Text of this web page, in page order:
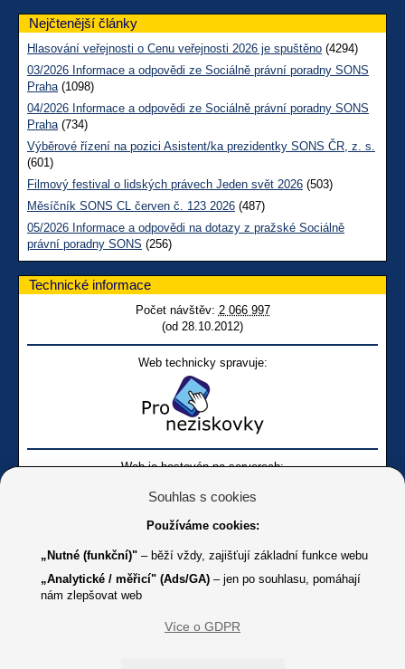
Nejčtenější články
Hlasování veřejnosti o Cenu veřejnosti 2026 je spuštěno (4294)
03/2026 Informace a odpovědi ze Sociálně právní poradny SONS
Praha(1098)
04/2026 Informace a odpovědi ze Sociálně právní poradny SONS
Praha(734)
Výběrové řízení na pozici Asistent/ka prezidentky SONS ČR, z. s.
(601)
Filmový festival o lidských právech Jeden svět 2026 (503)
Měsíčník SONS CL červen č. 123 2026 (487)
05/2026 Informace a odpovědi na dotazy z pražské Sociálně
právní poradny SONS (256)
Technické informace
Počet návštěv: 2 066 997
(od 28.10.2012)
Web technicky spravuje:
Web je hostován na serverech:
Online
Youtube SONS
Souhlas s cookies
Používáme cookies:
„Nutné (funkční)" – běží vždy, zajišťují základní funkce webu
„Analytické / měřicí" (Ads/GA) – jen po souhlasu, pomáhají
nám zlepšovat web
Více o GDPR